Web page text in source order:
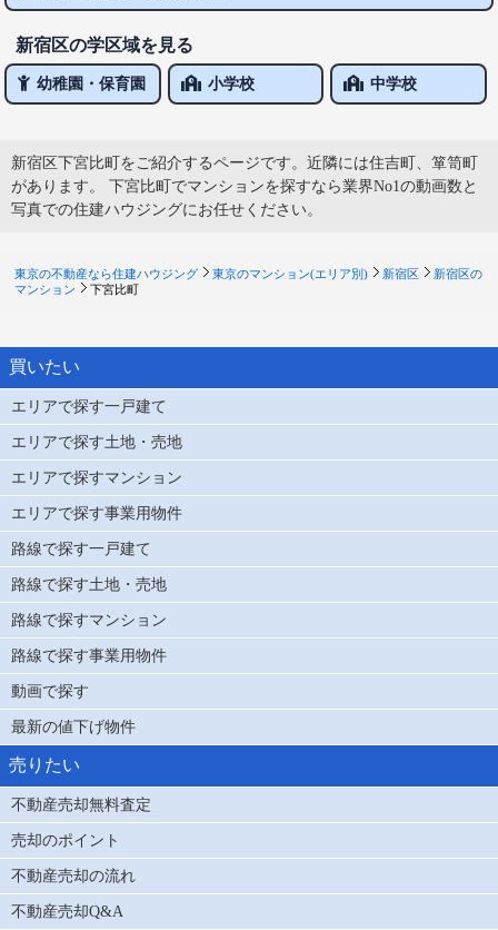
新宿区の学区域を見る
幼稚園・保育園 小学校 中学校
新宿区下宮比町をご紹介するページです。近隣には住吉町、箪笥町
があります。 下宮比町でマンションを探すなら業界No1の動画数と
写真での住建ハウジングにお任せください。
東京の不動産なら住建ハウジング 東京のマンション(エリア別) 新宿区
新宿区の
マンション
下宮比町
買いたい
エリアで探す一戸建て
エリアで探す土地・売地
エリアで探すマンション
エリアで探す事業用物件
路線で探す一戸建て
路線で探す土地・売地
路線で探すマンション
路線で探す事業用物件
動画で探す
最新の値下げ物件
売りたい
不動産売却無料査定
売却のポイント
不動産売却の流れ
不動産売却Q&A